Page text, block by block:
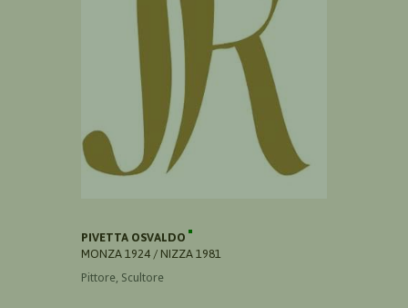
PIVETTA OSVALDO
MONZA 1924 / NIZZA 1981
Pittore, Scultore